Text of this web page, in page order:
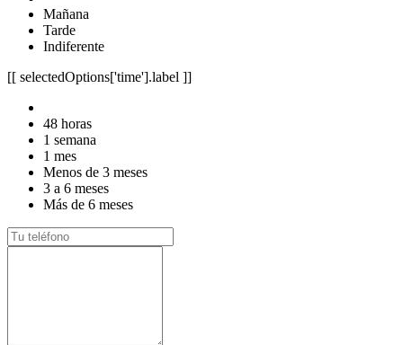
Mañana
Tarde
Indiferente
[[ selectedOptions['time'].label ]]
48 horas
1 semana
1 mes
Menos de 3 meses
3 a 6 meses
Más de 6 meses